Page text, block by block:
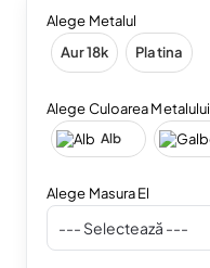
Alege Metalul
Aur 18k
Platina
Alege Culoarea Metalului
Alb
Alege Masura El